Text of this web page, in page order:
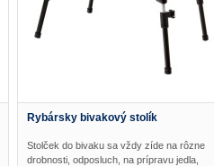
Rybársky bivakový stolík
Stolček do bivaku sa vždy zíde na rôzne
drobnosti, odposluch, na prípravu jedla,